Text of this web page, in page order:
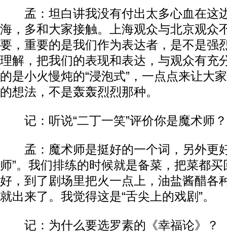
孟：坦白讲我没有付出太多心血在这
海，多和大家接触。上海观众与北京观众
要，重要的是我们作为表达者，是不是强
理解，把我们的表现和表达，与观众有充
的是小火慢炖的“浸泡式”，一点点来让大
的想法，不是轰轰烈烈那种。
记：听说“二丁一笑”评价你是魔术师？
孟：魔术师是挺好的一个词，另外更
师”。我们排练的时候就是备菜，把菜都
好，到了剧场里把火一点上，油盐酱醋各
就出来了。我觉得这是“舌尖上的戏剧”。
记：为什么要选罗素的《幸福论》？